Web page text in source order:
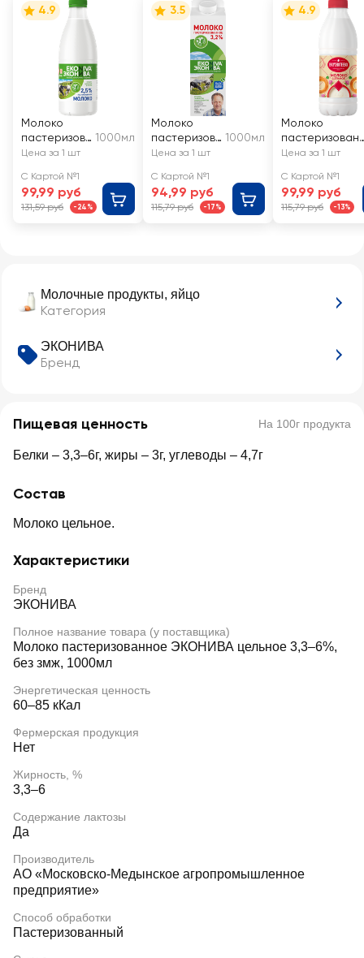
Молочные продукты, яйцо
Категория
ЭКОНИВА
Бренд
Пищевая ценность На 100г продукта
Белки – 3,3–6г, жиры – 3г, углеводы – 4,7г
Состав
Молоко цельное.
Характеристики
Бренд
ЭКОНИВА
Полное название товара (у поставщика)
Молоко пастеризованное ЭКОНИВА цельное 3,3–6%,
без змж, 1000мл
Энергетическая ценность
60–85 кКал
Фермерская продукция
Нет
Жирность, %
3,3–6
Содержание лактозы
Да
Производитель
АО «Московско-Медынское агропромышленное
предприятие»
Способ обработки
Пастеризованный
4.9
Молоко
пастеризов
анное
2,5%, без змж
1000мл
Цена за 1 шт
С Картой №1
99,99 руб
131,59 руб -24%
3.5
Молоко
пастеризов
анное
3,2%, без змж
1000мл
Цена за 1 шт
С Картой №1
94,99 руб
115,79 руб -17%
4.9
Молоко
ое
цельное 3,5–
6%, без змж
Цена за 1 шт
С Картой №1
99,99 руб
115,79 руб -13%